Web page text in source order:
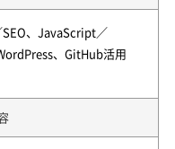
SEO、JavaScript／
、GitHub活用